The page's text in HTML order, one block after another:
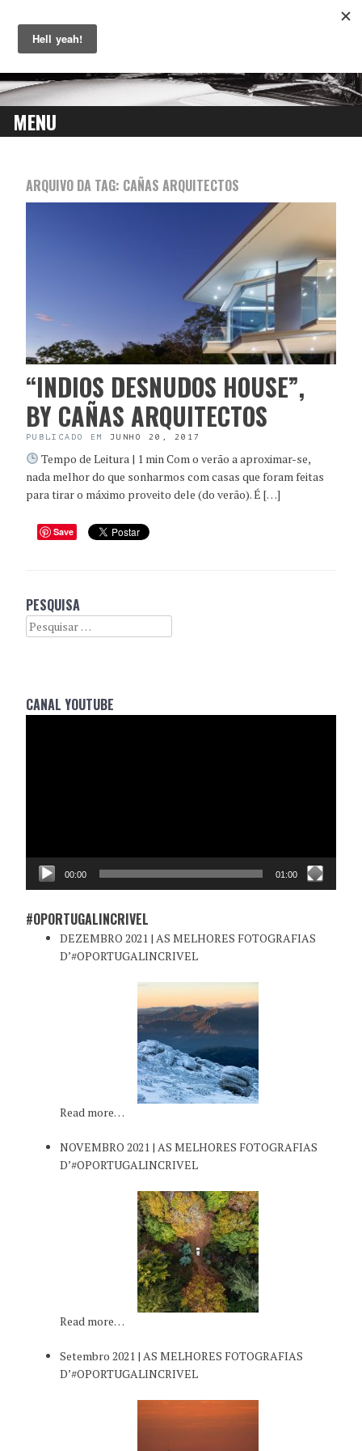
MENU
CONTENT
ARQUIVO DA TAG: CAÑAS ARQUITECTOS
“INDIOS DESNUDOS HOUSE”,
BY CAÑAS ARQUITECTOS
PUBLICADO EM JUNHO 20, 2017
Tempo de Leitura | 1 min Com o verão a aproximar-se,
nada melhor do que sonharmos com casas que foram feitas
para tirar o máximo proveito dele (do verão). É […]
Save
PESQUISA
Search
CANAL YOUTUBE
00:00 01:00
#OPORTUGALINCRIVEL
DEZEMBRO 2021 | AS MELHORES FOTOGRAFIAS
D’#OPORTUGALINCRIVEL
Read more…
NOVEMBRO 2021 | AS MELHORES FOTOGRAFIAS
D’#OPORTUGALINCRIVEL
Read more…
Setembro 2021 | AS MELHORES FOTOGRAFIAS
D’#OPORTUGALINCRIVEL